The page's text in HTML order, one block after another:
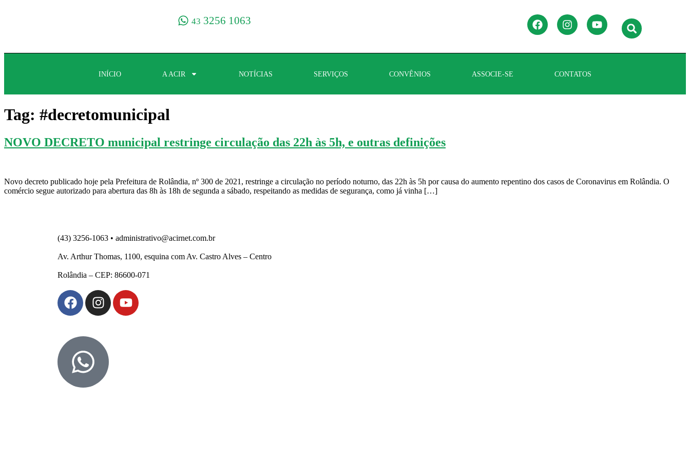
43 3256 1063
INÍCIO A ACIR NOTÍCIAS SERVIÇOS CONVÊNIOS ASSOCIE-SE CONTATOS
Tag: #decretomunicipal
NOVO DECRETO municipal restringe circulação das 22h às 5h, e outras definições
Novo decreto publicado hoje pela Prefeitura de Rolândia, nº 300 de 2021, restringe a circulação no período noturno, das 22h às 5h por causa do aumento repentino dos casos de Coronavirus em Rolândia. O
comércio segue autorizado para abertura das 8h às 18h de segunda a sábado, respeitando as medidas de segurança, como já vinha […]
(43) 3256-1063 • administrativo@acirnet.com.br
Av. Arthur Thomas, 1100, esquina com Av. Castro Alves – Centro
Rolândia – CEP: 86600-071